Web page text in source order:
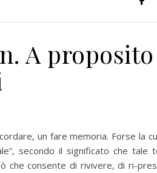
A
un fare memoria. Forse la
secondo il significato che tale
che consente di rivivere, di ri-